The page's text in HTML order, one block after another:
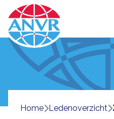
Home ledenoverzicht